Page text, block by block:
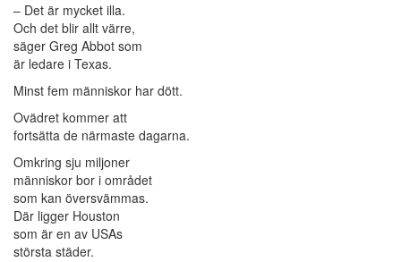
– Det är mycket illa.
Och det blir allt värre,
säger Greg Abbot som
är ledare i Texas.
Minst fem människor har dött.
Ovädret kommer att
fortsätta de närmaste dagarna.
Omkring sju miljoner
människor bor i området
som kan översvämmas.
Där ligger Houston
som är en av USAs
största städer.